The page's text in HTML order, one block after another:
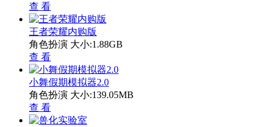
查 看
王者荣耀内购版
角色扮演 大小:1.88GB
查 看
小舞假期模拟器2.0
角色扮演 大小:139.05MB
查 看